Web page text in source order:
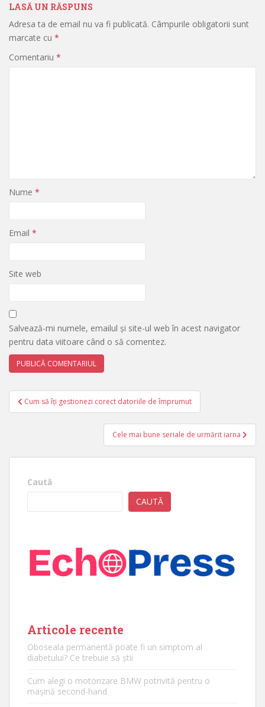
LASĂ UN RĂSPUNS
Adresa ta de email nu va fi publicată. Câmpurile obligatorii sunt
marcate cu *
Comentariu *
Nume *
Email *
Site web
Salvează-mi numele, emailul și site-ul web în acest navigator
pentru data viitoare când o să comentez.
Navigare
în
Cum să îți gestionezi corect datoriile de împrumut
Cele mai bune seriale de urmărit iarna
Caută
CAUTĂ
Articole recente
Oboseala permanentă poate fi un simptom al
diabetului? Ce trebuie să știi
Cum alegi o motorizare BMW potrivită pentru o
mașină second-hand